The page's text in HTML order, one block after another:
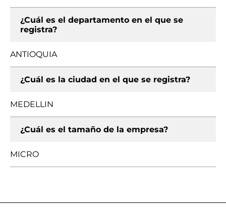
¿Cuál es el departamento en el que se
registra?
ANTIOQUIA
¿Cuál es la ciudad en el que se registra?
MEDELLIN
¿Cuál es el tamaño de la empresa?
MICRO